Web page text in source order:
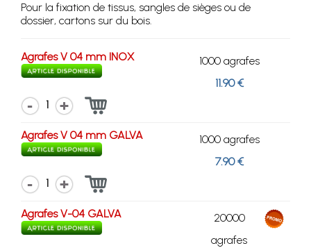
Pour la fixation de tissus, sangles de sièges ou de
dossier, cartons sur du bois.
Agrafes V 04 mm INOX
1000 agrafes
11.90 €
1
Agrafes V 04 mm GALVA
1000 agrafes
7.90 €
1
Agrafes V-04 GALVA
20000
agrafes